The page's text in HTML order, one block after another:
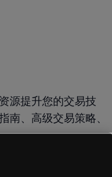
源提升您的交易技
南、高级交易策略、